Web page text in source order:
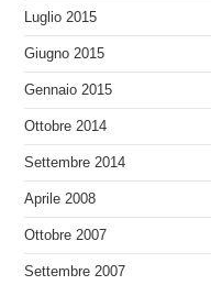
Luglio 2015
Giugno 2015
Gennaio 2015
Ottobre 2014
Settembre 2014
Aprile 2008
Ottobre 2007
Settembre 2007